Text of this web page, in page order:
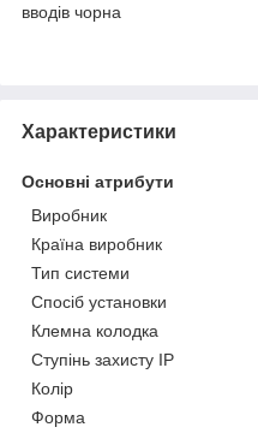
вводів чорна
Характеристики
Основні атрибути
Виробник
Країна виробник
Тип системи
Спосіб установки
Клемна колодка
Ступінь захисту IP
Колір
Форма